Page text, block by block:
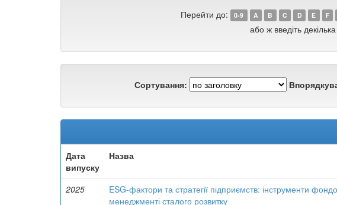
Перейти до: 0-9 A B C D E F
або ж введіть
Сортування:
Дата
випуску
Назва
2025
ESG-фактори та стратегії підприємств: інструменти
менеджменті сталого розвитку